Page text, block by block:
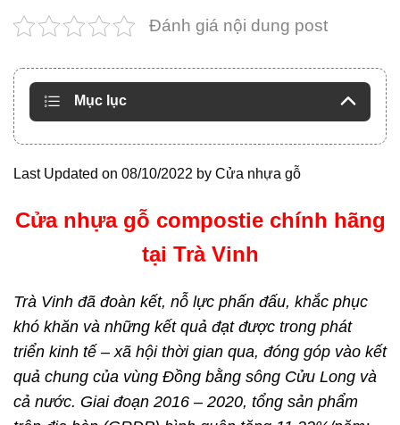
Đánh giá nội dung post
Mục lục
Last Updated on 08/10/2022 by Cửa nhựa gỗ
Cửa nhựa gỗ compostie chính hãng
tại Trà Vinh
Trà Vinh đã đoàn kết, nỗ lực phấn đấu, khắc phục
khó khăn và những kết quả đạt được trong phát
triển kinh tế – xã hội thời gian qua, đóng góp vào kết
quả chung của vùng Đồng bằng sông Cửu Long và
cả nước. Giai đoạn 2016 – 2020, tổng sản phẩm